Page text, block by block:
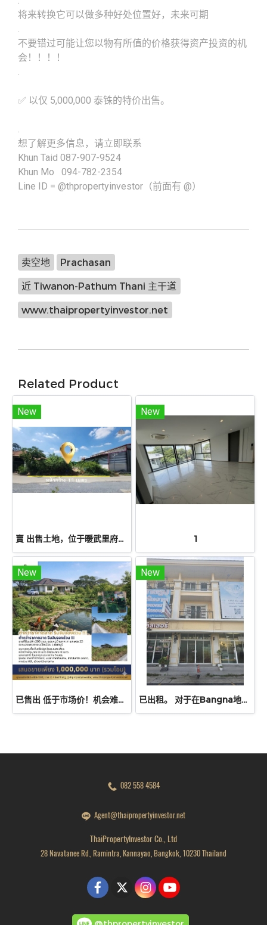
将来转换它可以做多种好处位置好，未来可期
不要错过可能让您以物有所值的价格获得资产投资的机
会！！！！
✅ 以仅 5,000,000 泰铢的特价出售。
想了解更多信息，请立即联系
Khun Taid 087-907-9524
Khun Mo 094-782-2354
Line ID = @thpropertyinvestor（前面有 @）
卖空地 Prachasan
近 Tiwanon-Pathum Thani 主干道
www.thaipropertyinvestor.net
Related Product
New
賣 出售土地，位于暖武里府邦布阿通县兰坡，50平方哇| 售价低于100万泰铢，适合建房，靠近坎查纳披色路（345号公路）
New
1
New
已售出 低于市场价！机会难得，切勿错过！位于暖武里府赛诺县农费朗盖区Keha Kaset 23巷，一块面积约200平方哇的空地现正出售。无论是投资还是建造自给自足的家园，都是理想之选。
New
已出租。 对于在Bangna地区寻找商业楼的企业家来说，这是一个绝佳的机会！出租位于邦纳区丽思维尔（Ritz Ville Bangna）ABAC巷的三层商业楼
082 558 4584
Agent@thaipropertyinvestor.net
ThaiPropertyInvestor Co., Ltd
28 Navatanee Rd., Ramintra, Kannayao, Bangkok, 10230 Thailand